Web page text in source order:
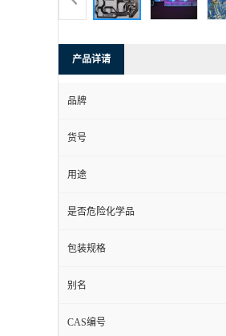
产品详请
品牌
货号
用途
是否危险化学品
包装规格
别名
CAS编号